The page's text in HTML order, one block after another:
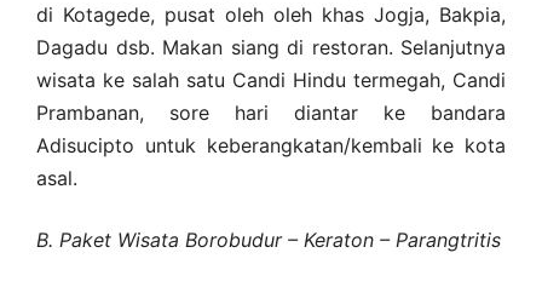
di Kotagede, pusat oleh oleh khas Jogja, Bakpia,
Dagadu dsb. Makan siang di restoran. Selanjutnya
wisata ke salah satu Candi Hindu termegah, Candi
Prambanan, sore hari diantar ke bandara
Adisucipto untuk keberangkatan/kembali ke kota
asal.
B. Paket Wisata Borobudur – Keraton – Parangtritis